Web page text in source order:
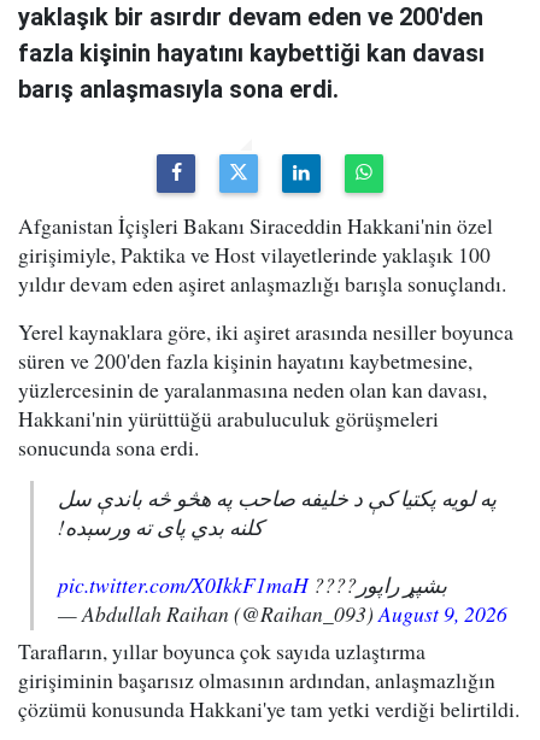
yaklaşık bir asırdır devam eden ve 200'den
fazla kişinin hayatını kaybettiği kan davası
barış anlaşmasıyla sona erdi.
Afganistan İçişleri Bakanı Siraceddin Hakkani'nin özel
girişimiyle, Paktika ve Host vilayetlerinde yaklaşık 100
yıldır devam eden aşiret anlaşmazlığı barışla sonuçlandı.
Yerel kaynaklara göre, iki aşiret arasında nesiller boyunca
süren ve 200'den fazla kişinin hayatını kaybetmesine,
yüzlercesinin de yaralanmasına neden olan kan davası,
Hakkani'nin yürüttüğü arabuluculuk görüşmeleri
sonucunda sona erdi.
په لویه پکتیا کې د خلیفه صاحب په هڅو څه باندې سل
کلنه بدي پای ته ورسېده!
بشپړ راپور????pic.twitter.com/X0IkkF1maH
— Abdullah Raihan (@Raihan_093) August 9, 2026
Tarafların, yıllar boyunca çok sayıda uzlaştırma
girişiminin başarısız olmasının ardından, anlaşmazlığın
çözümü konusunda Hakkani'ye tam yetki verdiği belirtildi.